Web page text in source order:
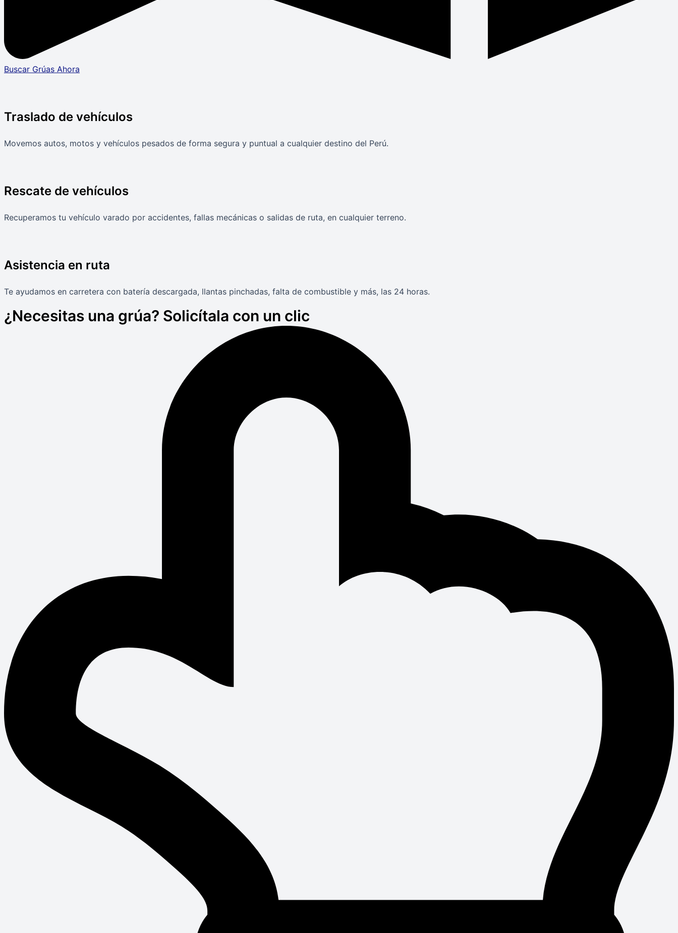
Buscar Grúas Ahora
Traslado de vehículos
Movemos autos, motos y vehículos pesados de forma segura y puntual a cualquier destino del Perú.
Rescate de vehículos
Recuperamos tu vehículo varado por accidentes, fallas mecánicas o salidas de ruta, en cualquier terreno.
Asistencia en ruta
Te ayudamos en carretera con batería descargada, llantas pinchadas, falta de combustible y más, las 24 horas.
¿Necesitas una grúa? Solicítala con un clic